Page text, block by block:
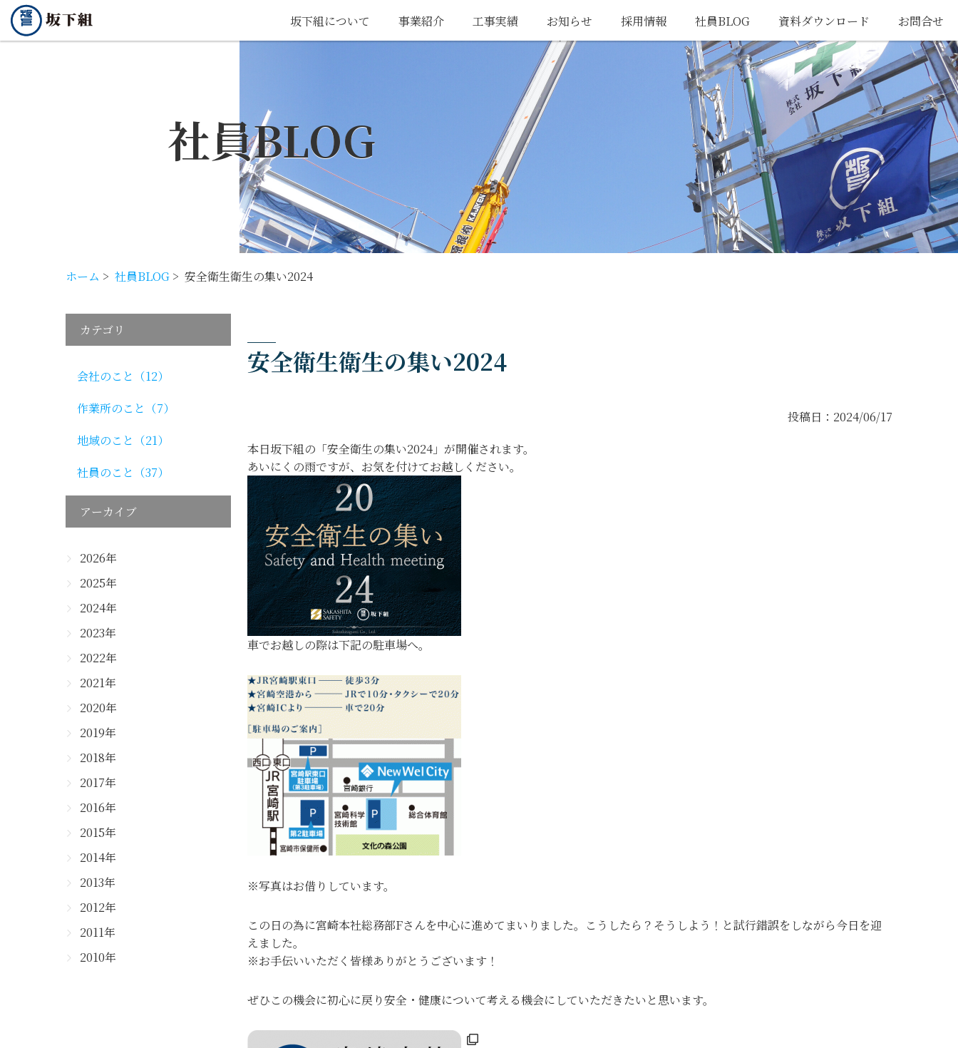
坂下組について 事業紹介 工事実績 お知らせ 採用情報 社員BLOG 資料ダウンロード お問合せ
社員BLOG
ホーム > 社員BLOG > 安全衛生衛生の集い2024
安全衛生衛生の集い2024
投稿日：2024/06/17
本日坂下組の「安全衛生の集い2024」が開催されます。
あいにくの雨ですが、お気を付けてお越しください。
車でお越しの際は下記の駐車場へ。
※写真はお借りしています。
この日の為に宮崎本社総務部Fさんを中心に進めてまいりました。こうしたら？そうしよう！と試行錯誤をしながら今日を迎
えました。
※お手伝いいただく皆様ありがとうございます！
ぜひこの機会に初心に戻り安全・健康について考える機会にしていただきたいと思います。
カテゴリ
会社のこと（12）
作業所のこと（7）
地域のこと（21）
社員のこと（37）
アーカイブ
2026年
2025年
2024年
2023年
2022年
2021年
2020年
2019年
2018年
2017年
2016年
2015年
2014年
2013年
2012年
2011年
2010年